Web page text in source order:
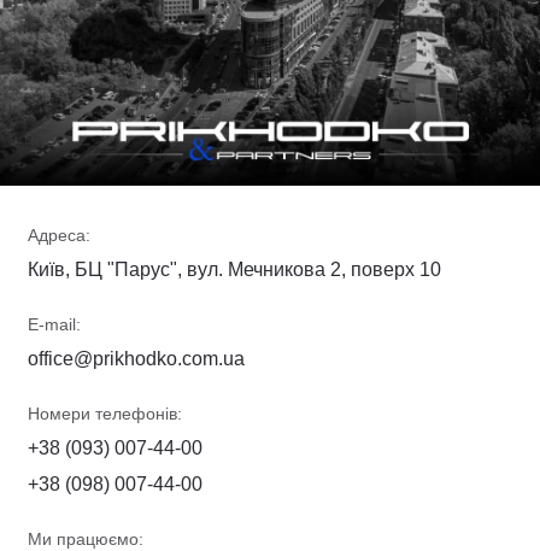
Адреса:
Київ, БЦ "Парус", вул. Мечникова 2, поверх 10
E-mail:
office@prikhodko.com.ua
Номери телефонів:
+38 (093) 007-44-00
+38 (098) 007-44-00
Ми працюємо: